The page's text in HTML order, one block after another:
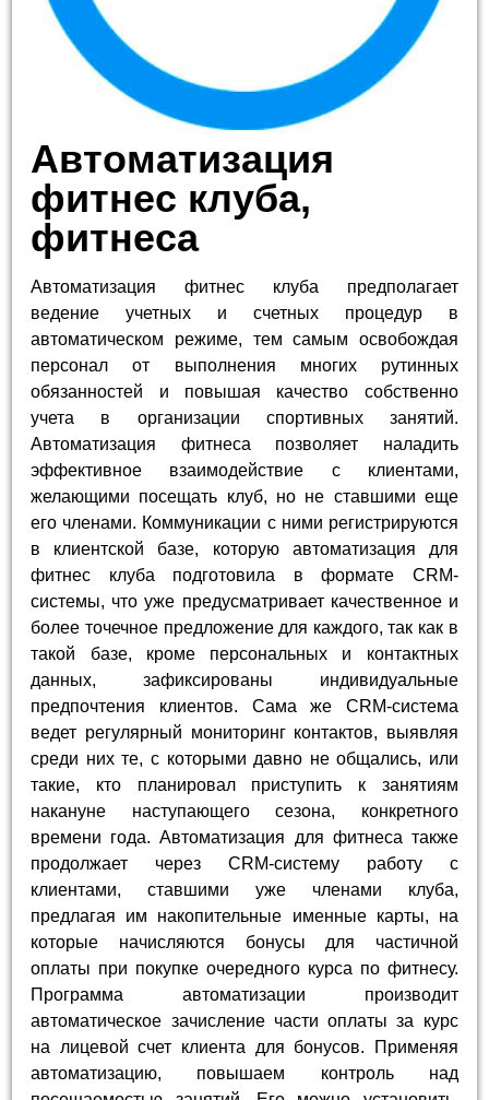
Автоматизация
фитнес клуба,
фитнеса
Автоматизация фитнес клуба предполагает
ведение учетных и счетных процедур в
автоматическом режиме, тем самым освобождая
персонал от выполнения многих рутинных
обязанностей и повышая качество собственно
учета в организации спортивных занятий.
Автоматизация фитнеса позволяет наладить
эффективное взаимодействие с клиентами,
желающими посещать клуб, но не ставшими еще
его членами. Коммуникации с ними регистрируются
в клиентской базе, которую автоматизация для
фитнес клуба подготовила в формате CRM-
системы, что уже предусматривает качественное и
более точечное предложение для каждого, так как в
такой базе, кроме персональных и контактных
данных, зафиксированы индивидуальные
предпочтения клиентов. Сама же CRM-система
ведет регулярный мониторинг контактов, выявляя
среди них те, с которыми давно не общались, или
такие, кто планировал приступить к занятиям
накануне наступающего сезона, конкретного
времени года. Автоматизация для фитнеса также
продолжает через CRM-систему работу с
клиентами, ставшими уже членами клуба,
предлагая им накопительные именные карты, на
которые начисляются бонусы для частичной
оплаты при покупке очередного курса по фитнесу.
Программа автоматизации производит
автоматическое зачисление части оплаты за курс
на лицевой счет клиента для бонусов. Применяя
автоматизацию, повышаем контроль над